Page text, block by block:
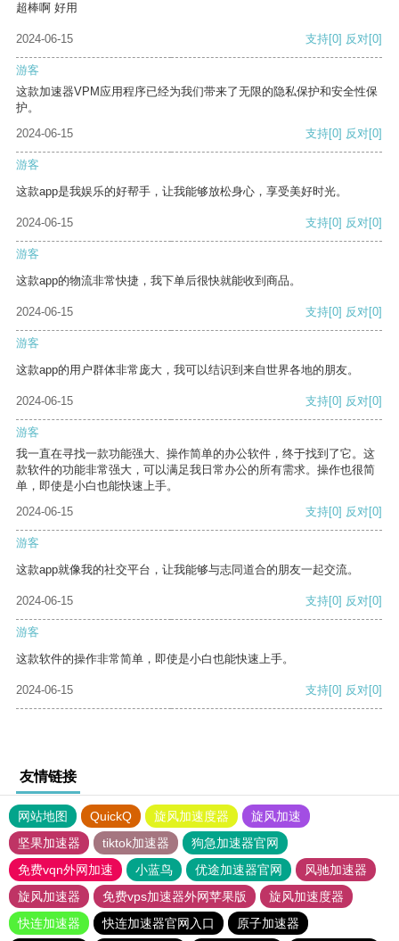
超棒啊 好用
2024-06-15 支持[0] 反对[0]
游客
这款加速器VPM应用程序已经为我们带来了无限的隐私保护和安全性保
护。
2024-06-15
支持[0] 反对[0]
游客
这款app是我娱乐的好帮手，让我能够放松身心，享受美好时光。
2024-06-15 支持[0] 反对[0]
游客
这款app的物流非常快捷，我下单后很快就能收到商品。
2024-06-15 支持[0] 反对[0]
游客
这款app的用户群体非常庞大，我可以结识到来自世界各地的朋友。
2024-06-15 支持[0] 反对[0]
游客
我一直在寻找一款功能强大、操作简单的办公软件，终于找到了它。这
款软件的功能非常强大，可以满足我日常办公的所有需求。操作也很简
单，即使是小白也能快速上手。
2024-06-15
支持[0] 反对[0]
游客
这款app就像我的社交平台，让我能够与志同道合的朋友一起交流。
2024-06-15 支持[0] 反对[0]
游客
这款软件的操作非常简单，即使是小白也能快速上手。
2024-06-15 支持[0] 反对[0]
友情链接
网站地图 QuickQ 旋风加速度器
旋风加速
坚果加速器
tiktok加速器
狗急加速器官网
免费vqn外网加速
小蓝鸟 优途加速器官网
风驰加速器
旋风加速器
免费vps加速器外网苹果版
旋风加速度器
快连加速器
快连加速器官网入口 原子加速器